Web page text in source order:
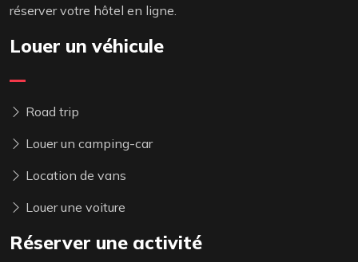
réserver votre hôtel en ligne.
Louer un véhicule
Road trip
Louer un camping-car
Location de vans
Louer une voiture
Réserver une activité